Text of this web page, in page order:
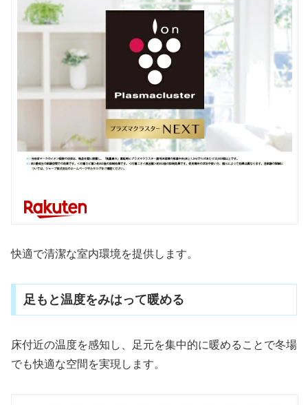
快適で清潔な室内環境を提供します。
足もと温度をみはって暖める
床付近の温度を感知し、足元を集中的に暖めることで冬場
でも快適な空間を実現します。